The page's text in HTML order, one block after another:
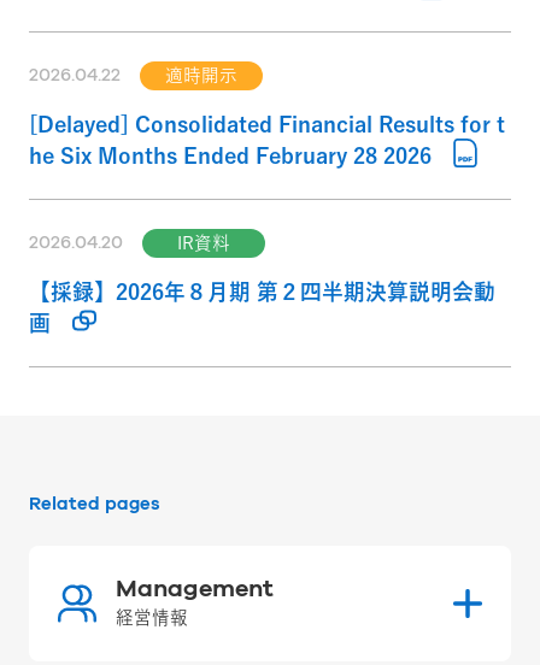
2026.04.22 適時開示
[Delayed] Consolidated Financial Results for t
he Six Months Ended February 28 2026
2026.04.20 IR資料
【採録】2026年８月期 第２四半期決算説明会動
画
Related pages
Management
経営情報